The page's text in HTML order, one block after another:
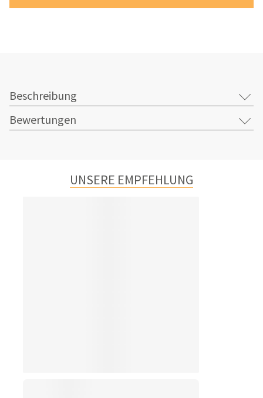
Beschreibung
Bewertungen
UNSERE EMPFEHLUNG